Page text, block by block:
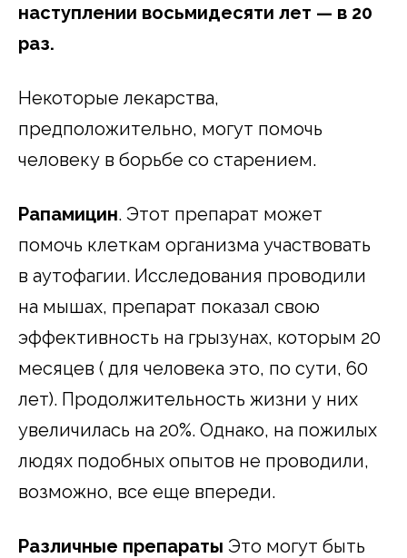
наступлении восьмидесяти лет — в 20
раз.
Некоторые лекарства,
предположительно, могут помочь
человеку в борьбе со старением.
Рапамицин. Этот препарат может
помочь клеткам организма участвовать
в аутофагии. Исследования проводили
на мышах, препарат показал свою
эффективность на грызунах, которым 20
месяцев ( для человека это, по сути, 60
лет). Продолжительность жизни у них
увеличилась на 20%. Однако, на пожилых
людях подобных опытов не проводили,
возможно, все еще впереди.
Различные препараты Это могут быть